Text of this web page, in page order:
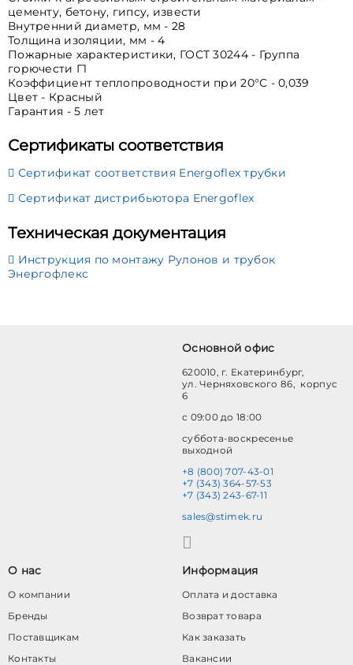
цементу, бетону, гипсу, извести
Внутренний диаметр, мм - 28
Толщина изоляции, мм - 4
Пожарные характеристики, ГОСТ 30244 - Группа
горючести Г1
Коэффициент теплопроводности при 20°С - 0,039
Цвет - Красный
Гарантия - 5 лет
Сертификаты соответствия
Сертификат соответствия Energoflex трубки
Сертификат дистрибьютора Energoflex
Техническая документация
Инструкция по монтажу Рулонов и трубок
Энергофлекс
Основной офис
620010, г. Екатеринбург,
ул. Черняховского 86, корпус
6
с 09:00 до 18:00
суббота-воскресенье
выходной
+8 (800) 707-43-01
+7 (343) 364-57-53
+7 (343) 243-67-11
sales@stimek.ru
О нас
О компании
Бренды
Поставщикам
Контакты
Информация
Оплата и доставка
Возврат товара
Как заказать
Вакансии